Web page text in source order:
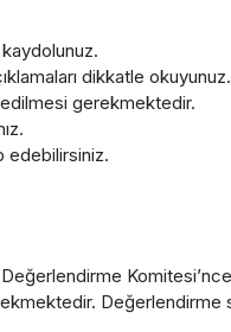
dikkatle okuyunuz.
edilmesi gerekmektedir.
edebilirsiniz.